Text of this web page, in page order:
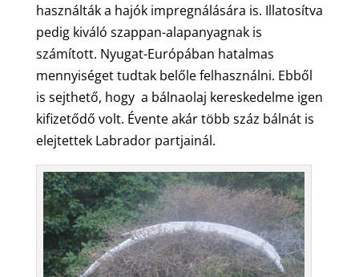
használták a hajók impregnálására is. Illatosítva
pedig kiváló szappan-alapanyagnak is
számított. Nyugat-Európában hatalmas
mennyiséget tudtak belőle felhasználni. Ebből
is sejthető, hogy a bálnaolaj kereskedelme igen
kifizetődő volt. Évente akár több száz bálnát is
elejtettek Labrador partjainál.